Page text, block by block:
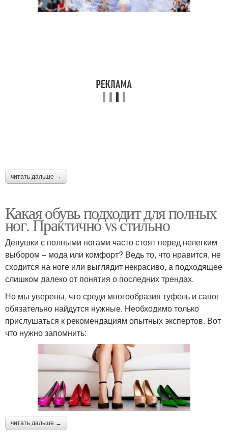
читать дальше →
Какая обувь подходит для полных
ног. Практично vs стильно
Девушки с полными ногами часто стоят перед нелегким
выбором – мода или комфорт? Ведь то, что нравится, не
сходится на ноге или выглядит некрасиво, а подходящее
слишком далеко от понятия о последних трендах.
Но мы уверены, что среди многообразия туфель и сапог
обязательно найдутся нужные. Необходимо только
прислушаться к рекомендациям опытных экспертов. Вот
что нужно запомнить:
читать дальше →